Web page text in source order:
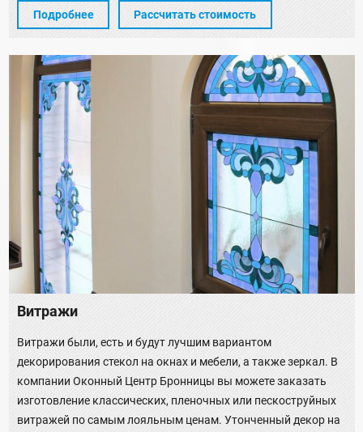
Подробнее Рассчитать стоимость
Витражи
Витражи были, есть и будут лучшим вариантом
декорирования стекол на окнах и мебели, а также зеркал. В
компании Оконный Центр Бронницы вы можете заказать
изготовление классических, пленочных или пескоструйных
витражей по самым лояльным ценам. Утонченный декор на